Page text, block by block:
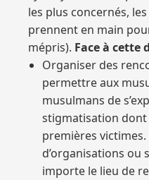
les plus concernés,
prennent en main
mépris). Face à cette
Organiser des
permettre aux
musulmans de
stigmatisation dont
premières
d’organisations ou
importe le lieu de